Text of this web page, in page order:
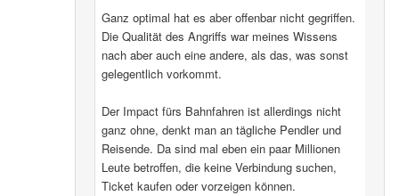
Ganz optimal hat es aber offenbar nicht gegriffen.
Die Qualität des Angriffs war meines Wissens
nach aber auch eine andere, als das, was sonst
gelegentlich vorkommt.
Der Impact fürs Bahnfahren ist allerdings nicht
ganz ohne, denkt man an tägliche Pendler und
Reisende. Da sind mal eben ein paar Millionen
Leute betroffen, die keine Verbindung suchen,
Ticket kaufen oder vorzeigen können.